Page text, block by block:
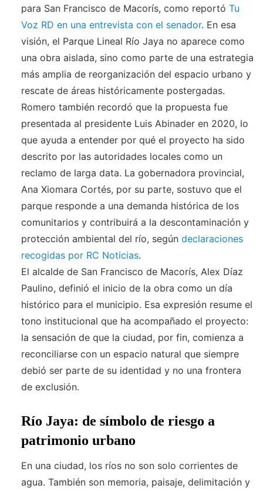
para San Francisco de Macorís, como reportó Tu
Voz RD en una entrevista con el senador. En esa
visión, el Parque Lineal Río Jaya no aparece como
una obra aislada, sino como parte de una estrategia
más amplia de reorganización del espacio urbano y
rescate de áreas históricamente postergadas.
Romero también recordó que la propuesta fue
presentada al presidente Luis Abinader en 2020, lo
que ayuda a entender por qué el proyecto ha sido
descrito por las autoridades locales como un
reclamo de larga data. La gobernadora provincial,
Ana Xiomara Cortés, por su parte, sostuvo que el
parque responde a una demanda histórica de los
comunitarios y contribuirá a la descontaminación y
protección ambiental del río, según declaraciones
recogidas por RC Noticias.
El alcalde de San Francisco de Macorís, Alex Díaz
Paulino, definió el inicio de la obra como un día
histórico para el municipio. Esa expresión resume el
tono institucional que ha acompañado el proyecto:
la sensación de que la ciudad, por fin, comienza a
reconciliarse con un espacio natural que siempre
debió ser parte de su identidad y no una frontera
de exclusión.
Río Jaya: de símbolo de riesgo a
patrimonio urbano
En una ciudad, los ríos no son solo corrientes de
agua. También son memoria, paisaje, delimitación y